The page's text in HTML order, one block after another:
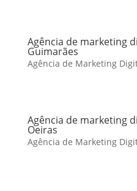
Agência de marketing
Guimarães
Agência de Marketing
Agência de marketing
Oeiras
Agência de Marketing